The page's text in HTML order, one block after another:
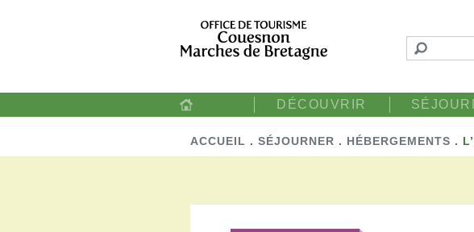
DÉCOUVRIR
ACCUEIL .SÉJOURNER . HÉBERGEMENTS .